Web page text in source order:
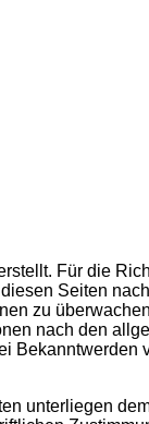
Für die
Seiten
zu
nach den
unterliegen